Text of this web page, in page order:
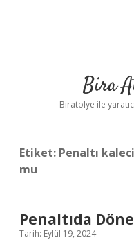
Bira
Biratolye ile
Etiket: Penaltı
mu
Penaltıda
Tarih: Eylül 19, 2024